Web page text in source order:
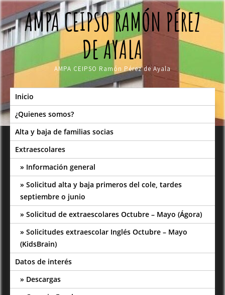
Skip
to
contentAMPA CEIPSO RAMÓN PÉREZ
DE AYALA
AMPA CEIPSO Ramón Pérez de Ayala
Inicio
¿Quienes somos?
Alta y baja de familias socias
Extraescolares
Información general
Solicitud alta y baja primeros del cole, tardes
septiembre o junio
Solicitud de extraescolares Octubre – Mayo (Ágora)
Solicitudes extraescolar Inglés Octubre – Mayo
(KidsBrain)
Datos de interés
Descargas